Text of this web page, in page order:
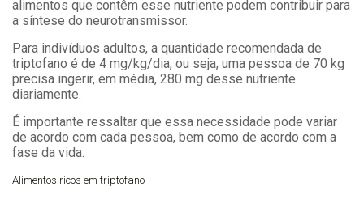
alimentos que contêm esse nutriente podem contribuir para
a síntese do neurotransmissor.
Para indivíduos adultos, a quantidade recomendada de
triptofano é de 4 mg/kg/dia, ou seja, uma pessoa de 70 kg
precisa ingerir, em média, 280 mg desse nutriente
diariamente.
É importante ressaltar que essa necessidade pode variar
de acordo com cada pessoa, bem como de acordo com a
fase da vida.
Alimentos ricos em triptofano